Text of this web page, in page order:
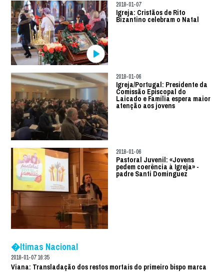
2018-01-07
Igreja: Cristãos de Rito
Bizantino celebram o Natal
2018-01-06
Igreja/Portugal: Presidente da
Comissão Episcopal do
Laicado e Família espera maior
atenção aos jovens
2018-01-06
Pastoral Juvenil: «Jovens
pedem coerência à Igreja» -
padre Santi Dominguez
�ltimas Nacional
2018-01-07 16:35
Viana: Transladação dos restos mortais do primeiro bispo marca